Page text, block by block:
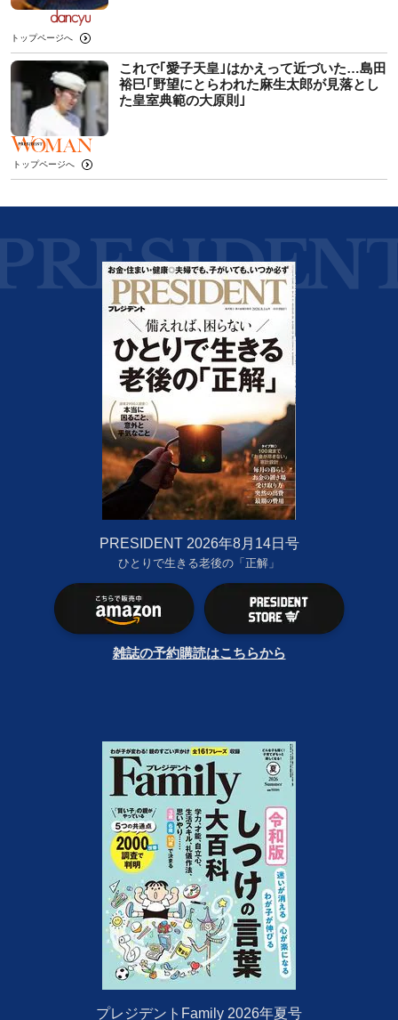
トップページへ
これで｢愛子天皇｣はかえって近づいた…島田
裕巳｢野望にとらわれた麻生太郎が見落とし
た皇室典範の大原則｣
トップページへ
PRESIDENT 2026年8月14日号
ひとりで生きる老後の「正解」
雑誌の予約購読はこちらから
プレジデントFamily 2026年夏号